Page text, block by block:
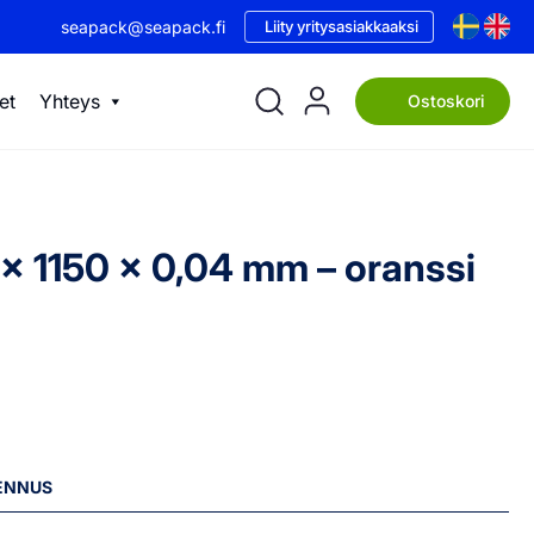
seapack@seapack.fi Liity yritysasiakkaaksi
Yhteys Ostoskori
1150 x 0,04 mm – oranssi